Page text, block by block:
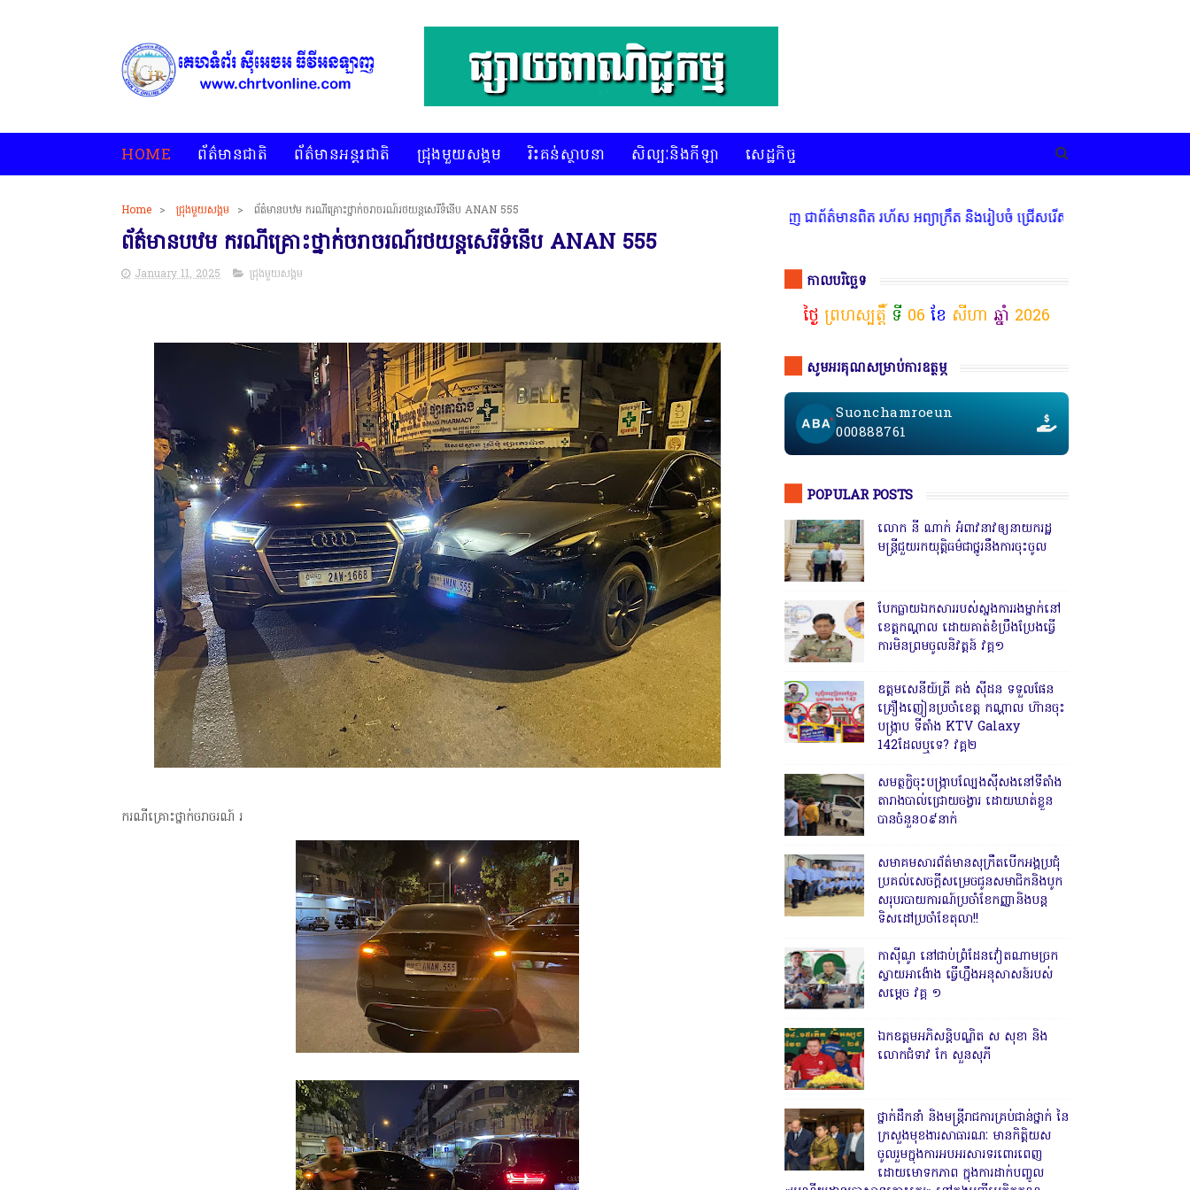
HOME ព័ត៌មានជាតិ ព័ត៌មានអន្តរជាតិ ជ្រុងមួយសង្គម រិះគន់ស្ថាបនា សិល្បៈនិងកីឡា សេដ្ឋកិច្ច
Home > ជ្រុងមួយសង្គម > ព័ត៌មានបឋម ករណីគ្រោះថ្នាក់ចរាចរណ៍រថយន្តសេរីទំនើប ANAN 555
ព័ត៌មានបឋម ករណីគ្រោះថ្នាក់ចរាចរណ៍រថយន្តសេរីទំនើប ANAN 555
January 11, 2025 ជ្រុងមួយសង្គម
ករណីគ្រោះថ្នាក់ចរាចរណ៍ រ
* គេហទំព័រ ស៊ីអេចអធីវីអនឡាញ ជាព័ត៌មានពិត រហ័ស អព្យាក្រឹត និងរៀបចំ ជ្រើសរើស ក្រុមការងារ នៅតាមបណ្តាលរាជធា
កាលបរិច្ឆេទ
ថ្ងៃ ព្រហស្បត្តិ៍ ទី 06 ខែ សីហា ឆ្នាំ 2026
សូមអរគុណសម្រាប់ការឧត្ថម្ភ
Suonchamroeun
000888761
POPULAR POSTS
លោក នី ណាក់ អំពាវនាវឲ្យនាយករដ្ឋ
មន្ត្រីជួយរកយុត្តិធម៌ជាថ្នូរនឹងការចុះចូល
បែកធ្លាយឯកសាររបស់ស្នងការរងម្នាក់នៅ
ខេត្តកណ្ដាល ដោយគាត់ខំប្រឹងប្រែងធ្វើ
ការមិនព្រមចូលនិវត្តន៍ វគ្គ១
ឧត្តមសេនីយ៍ត្រី គង់ ស៊ីដន ទទួលផែន
គ្រឿងញៀនប្រចាំខេត្ត កណ្តាល ហ៊ានចុះ
បង្ក្រាប ទីតាំង KTV Galaxy
142ដែលឬទេ? វគ្គ២
សមត្ថកិ្ចចុះបង្ក្រាបល្បែងស៊ីសងនៅទីតាំង
តារាងបាល់ជ្រោយចង្វារ ដោយឃាត់ខ្លួន
បានចំនួន០៩នាក់
សមាគមសារព័ត៌មានសុក្រឹតបើកអង្គប្រជុំ
ប្រគល់សេចក្តីសម្រេចជូនសមាជិកនិងបូក
សរុបរបាយការណ៍ប្រចាំខែកញ្ញានិងបន្ត
ទិសដៅប្រចាំខែតុលា!!
កាសុីណូ នៅជាប់ព្រំដែនវៀតណាមច្រក
ស្វាយអាង៉ោង ធ្វើហ្នឹងអនុសាសន៍របស់
សម្ដេច វគ្គ ១
ឯកឧត្តមអភិសន្តិបណ្ឌិត ស សុខា និង
លោកជំទាវ កែ សួនសុភី
ថ្នាក់ដឹកនាំ និងមន្ត្រីរាជការគ្រប់ជាន់ថ្នាក់ នៃ
ក្រសួងមុខងារសាធារណៈ មានកិត្តិយស
ចូលរួមក្នុងការអបអរសារទរពោរពេញ
ដោយមោទកភាព ក្នុងការដាក់បញ្ចូល